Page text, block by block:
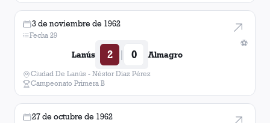
⚽
3 de noviembre de 1962
Fecha 29
Lanús 2 | 0 Almagro
Ciudad De Lanús - Néstor Diaz Pérez
Campeonato Primera B
27 de octubre de 1962